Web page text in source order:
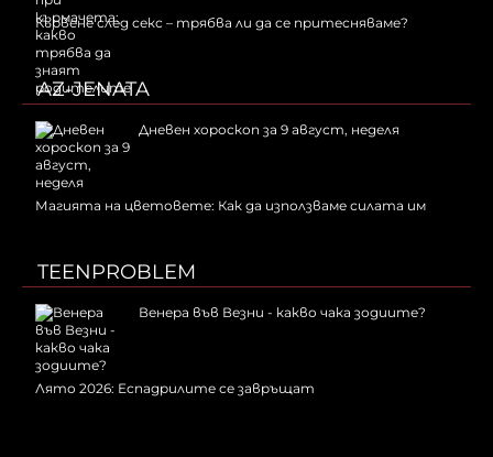
Кървене след секс – трябва ли да се притесняваме?
AZ-JENATA
Дневен хороскоп за 9 август, неделя
Магията на цветовете: Как да използваме силата им
TEENPROBLEM
Венера във Везни - какво чака зодиите?
Лято 2026: Еспадрилите се завръщат